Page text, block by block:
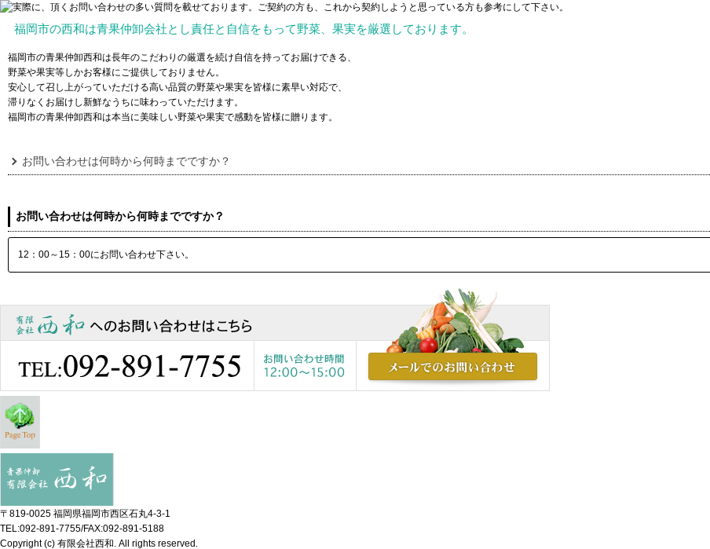
福岡市の西和は青果仲卸会社とし責任と自信をもって野菜、果実を厳選しております。
福岡市の青果仲卸西和は長年のこだわりの厳選を続け自信を持ってお届けできる、
野菜や果実等しかお客様にご提供しておりません。
安心して召し上がっていただける高い品質の野菜や果実を皆様に素早い対応で、
滞りなくお届けし新鮮なうちに味わっていただけます。
福岡市の青果仲卸西和は本当に美味しい野菜や果実で感動を皆様に贈ります。
お問い合わせは何時から何時までですか？
お問い合わせは何時から何時までですか？
12：00～15：00にお問い合わせ下さい。
〒819-0025 福岡県福岡市西区石丸4-3-1
TEL:092-891-7755/FAX:092-891-5188
Copyright (c) 有限会社西和. All rights reserved.